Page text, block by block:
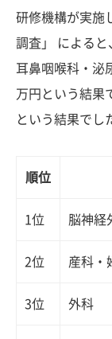
研修機構が実施
調査」 によると
耳鼻咽喉科・泌
万円という結果
という結果でし
順位
1位 脳神経
2位 産科・
3位 外科